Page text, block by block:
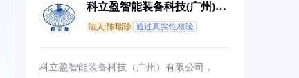
科立盈智能装备科技(广州)有
法人:陈瑞珍 通过真实性核验
科立盈智能装备科技（广州）有限公司，